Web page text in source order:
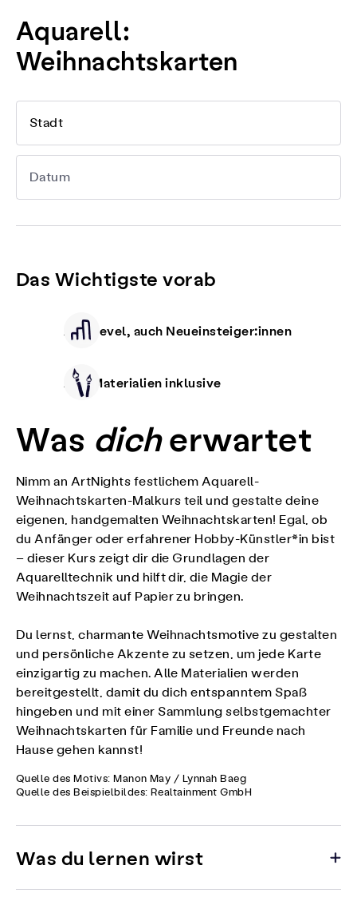
Aquarell:
Weihnachtskarten
Stadt
Datum
Das Wichtigste vorab
Alle Level, auch Neueinsteiger:innen
Alle Materialien inklusive
Was dicherwartet
Nimm an ArtNights festlichem Aquarell-
Weihnachtskarten-Malkurs teil und gestalte deine
eigenen, handgemalten Weihnachtskarten! Egal, ob
du Anfänger oder erfahrener Hobby-Künstler*in bist
– dieser Kurs zeigt dir die Grundlagen der
Aquarelltechnik und hilft dir, die Magie der
Weihnachtszeit auf Papier zu bringen.
Du lernst, charmante Weihnachtsmotive zu gestalten
und persönliche Akzente zu setzen, um jede Karte
einzigartig zu machen. Alle Materialien werden
bereitgestellt, damit du dich entspanntem Spaß
hingeben und mit einer Sammlung selbstgemachter
Weihnachtskarten für Familie und Freunde nach
Hause gehen kannst!
Quelle des Motivs: Manon May / Lynnah Baeg
Quelle des Beispielbildes: Realtainment GmbH
Was du lernen wirst